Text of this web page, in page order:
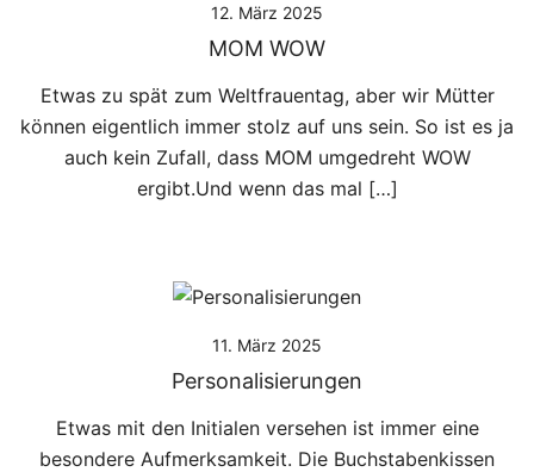
12. März 2025
MOM WOW
Etwas zu spät zum Weltfrauentag, aber wir Mütter
können eigentlich immer stolz auf uns sein. So ist es ja
auch kein Zufall, dass MOM umgedreht WOW
ergibt.Und wenn das mal […]
11. März 2025
Personalisierungen
Etwas mit den Initialen versehen ist immer eine
besondere Aufmerksamkeit. Die Buchstabenkissen